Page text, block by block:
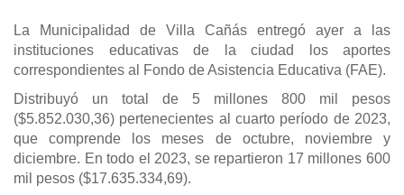
La Municipalidad de Villa Cañás entregó ayer a las
instituciones educativas de la ciudad los aportes
correspondientes al Fondo de Asistencia Educativa (FAE).
Distribuyó un total de 5 millones 800 mil pesos
($5.852.030,36) pertenecientes al cuarto período de 2023,
que comprende los meses de octubre, noviembre y
diciembre. En todo el 2023, se repartieron 17 millones 600
mil pesos ($17.635.334,69).